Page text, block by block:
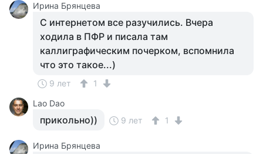
Ирина Брянцева
С интернетом все разучились. Вчера
ходила в ПФР и писала там
каллиграфическим почерком, вспомнила
что это такое...)
9 лет
1
Lao Dao
прикольно)) 9 лет 1
Ирина Брянцева